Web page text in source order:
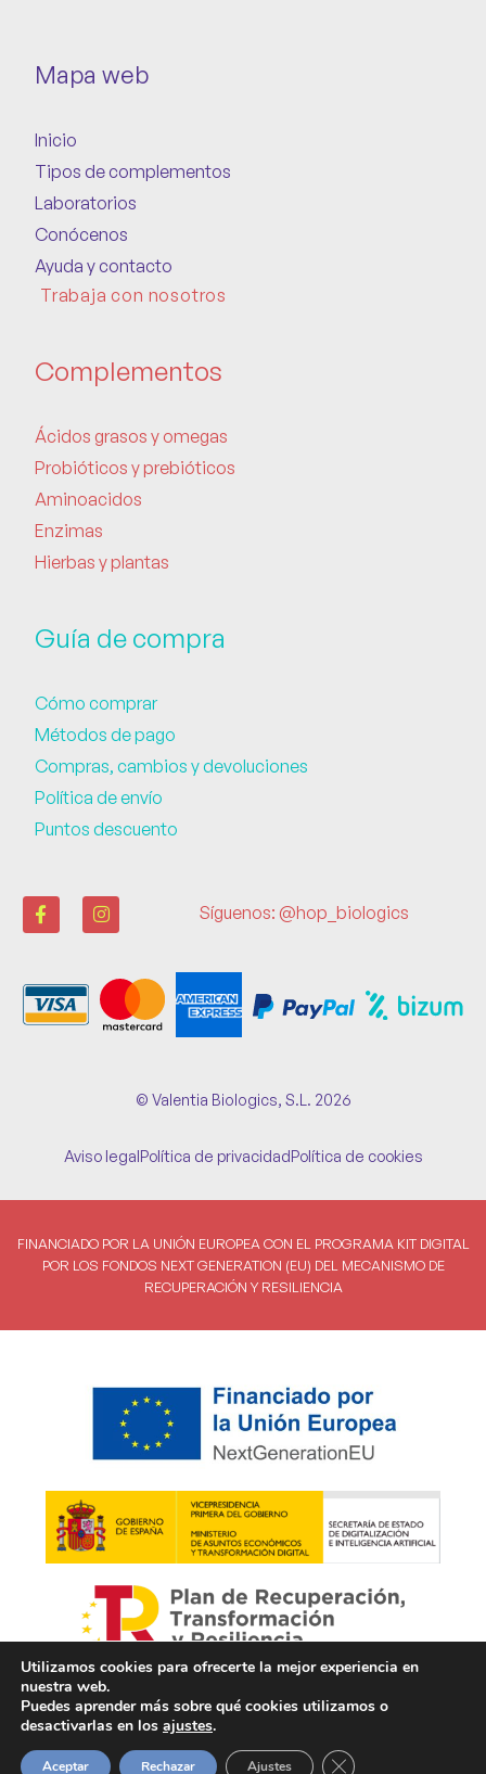
Mapa web
Inicio
Tipos de complementos
Laboratorios
Conócenos
Ayuda y contacto
Trabaja con nosotros
Complementos
Ácidos grasos y omegas
Probióticos y prebióticos
Aminoacidos
Enzimas
Hierbas y plantas
Guía de compra
Cómo comprar
Métodos de pago
Compras, cambios y devoluciones
Política de envío
Puntos descuento
Síguenos: @hop_biologics
© Valentia Biologics, S.L. 2026
Aviso legalPolítica de privacidadPolítica de cookies
FINANCIADO POR LA UNIÓN EUROPEA CON EL PROGRAMA KIT DIGITAL
POR LOS FONDOS NEXT GENERATION (EU) DEL MECANISMO DE
RECUPERACIÓN Y RESILIENCIA
Utilizamos cookies para ofrecerte la mejor experiencia en
nuestra web.
Puedes aprender más sobre qué cookies utilizamos o
desactivarlas en los ajustes.
Aceptar Rechazar Ajustes Cerrar el banner de